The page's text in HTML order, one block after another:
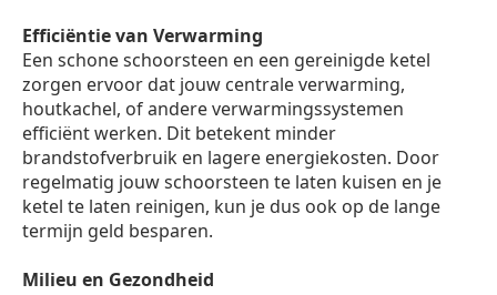
Efficiëntie van Verwarming
Een schone schoorsteen en een gereinigde ketel
zorgen ervoor dat jouw centrale verwarming,
houtkachel, of andere verwarmingssystemen
efficiënt werken. Dit betekent minder
brandstofverbruik en lagere energiekosten. Door
regelmatig jouw schoorsteen te laten kuisen en je
ketel te laten reinigen, kun je dus ook op de lange
termijn geld besparen.
Milieu en Gezondheid